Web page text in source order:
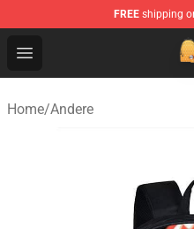
FREE shipping
Open menu
Anime Backpack Shop
Home/Andere